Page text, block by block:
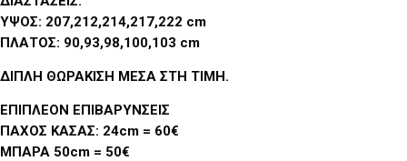
ΥΨΟΣ: 207,212,214,217,222 cm
ΠΛΑΤΟΣ: 90,93,98,100,103 cm
ΔΙΠΛΗ ΘΩΡΑΚΙΣΗ ΜΕΣΑ ΣΤΗ ΤΙΜΗ.
ΕΠΙΠΛΕΟΝ ΕΠΙΒΑΡΥΝΣΕΙΣ
ΠΑΧΟΣ ΚΑΣΑΣ: 24cm = 60€
ΜΠΑΡΑ 50cm = 50€